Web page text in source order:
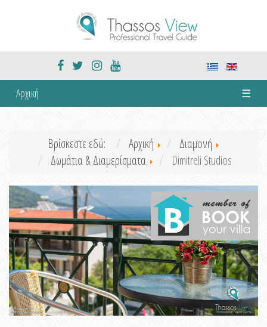
Αρχική ☰
Βρίσκεστε εδώ: Αρχική
Διαμονή
Δωμάτια & Διαμερίσματα
Dimitreli Studios